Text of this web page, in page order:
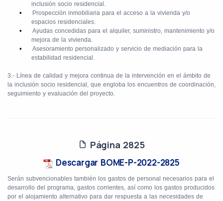
inclusión socio residencial.
•
Prospección inmobiliaria para el acceso a la vivienda y/o
espacios residenciales.
•
Ayudas concedidas para el alquiler, suministro, mantenimiento y/o
mejora de la vivienda.
•
Asesoramiento personalizado y servicio de mediación para la
estabilidad residencial.
3.- Línea de calidad y mejora continua de la intervención en el ámbito de
la inclusión socio residencial, que engloba los encuentros de coordinación,
seguimiento y evaluación del proyecto.
Página 2825
Descargar BOME-P-2022-2825
Serán subvencionables también los gastos de personal necesarios para el
desarrollo del programa, gastos corrientes, así como los gastos producidos
por el alojamiento alternativo para dar respuesta a las necesidades de